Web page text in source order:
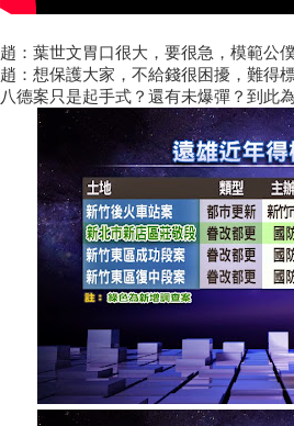
趙：葉世文胃口很大，要很急，模範公僕
趙：想保護大家，不給錢很困擾，難得
八德案只是起手式？還有未爆彈？到此